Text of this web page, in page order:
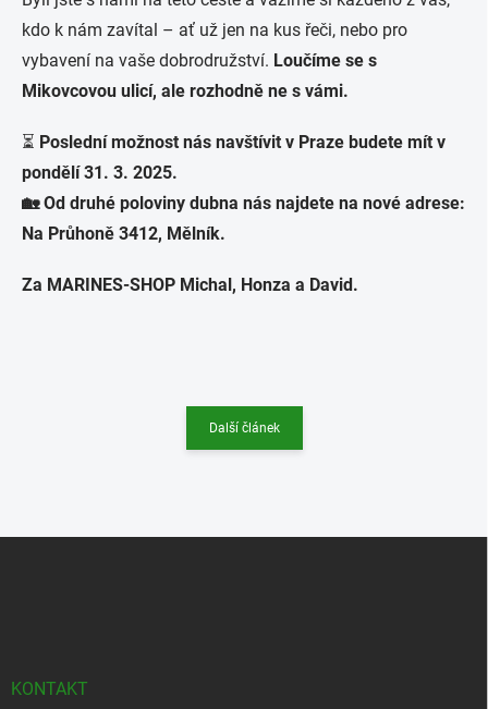
kdo k nám zavítal – ať už jen na kus řeči, nebo pro
vybavení na vaše dobrodružství. Loučíme se s
Mikovcovou ulicí, ale rozhodně ne s vámi.
⏳ Poslední možnost nás navštívit v Praze budete mít v
pondělí 31. 3. 2025.
🏡Od druhé poloviny dubna nás najdete na nové adrese:
Na Průhoně 3412, Mělník.
Za MARINES-SHOP Michal, Honza a David.
Další článek
KONTAKT